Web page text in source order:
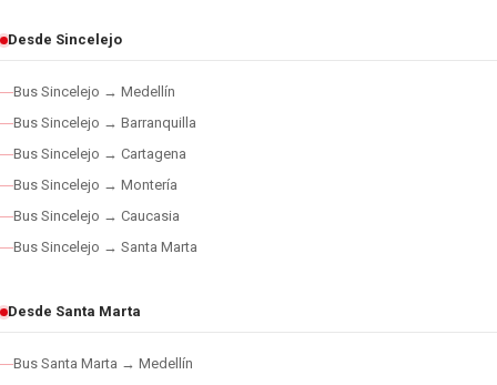
Desde Sincelejo
Bus Sincelejo → Medellín
Bus Sincelejo → Barranquilla
Bus Sincelejo → Cartagena
Bus Sincelejo → Montería
Bus Sincelejo → Caucasia
Bus Sincelejo → Santa Marta
Desde Santa Marta
Bus Santa Marta → Medellín